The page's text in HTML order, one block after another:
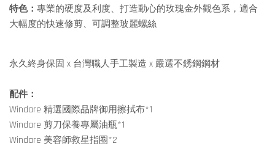
特色： 專業的硬度及利度、打造動心的玫瑰金外觀色系，適合
大幅度的快速修剪、可調整玻麗螺絲
永久終身保固 x 台灣職人手工製造 x 嚴選不銹鋼鋼材
配件：
Windare 精選國際品牌御用擦拭布*1
Windare 剪刀保養專屬油瓶*1
Windare 美容師救星指圈*2